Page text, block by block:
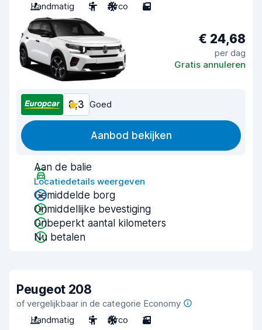
Handmatig
5 Airco 5
€ 24,68
per dag
Gratis annuleren
8,3 Goed
Aanbod bekijken
Aan de balie
Locatiedetails weergeven
Gemiddelde borg
Onmiddellijke bevestiging
Onbeperkt aantal kilometers
Nu betalen
Peugeot 208
of vergelijkbaar in de categorie Economy
Handmatig
5 Airco 3